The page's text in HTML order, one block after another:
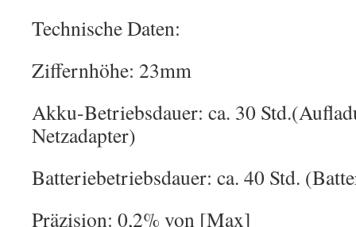
Technische Daten:
Ziffernhöhe: 23mm
Akku-Betriebsdauer: ca. 30
Netzadapter)
Batteriebetriebsdauer: ca. 40 Std.
Präzision: 0,2% von [Max]